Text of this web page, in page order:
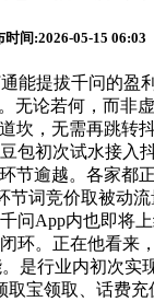
时间:2026-05-15 06:03
拔千问的盈
论若何，而
，无需再跳
初次试水接
逾越。各家
词竞价取被
App内也即
。正在他看
行业内初次实
宝领取、话费